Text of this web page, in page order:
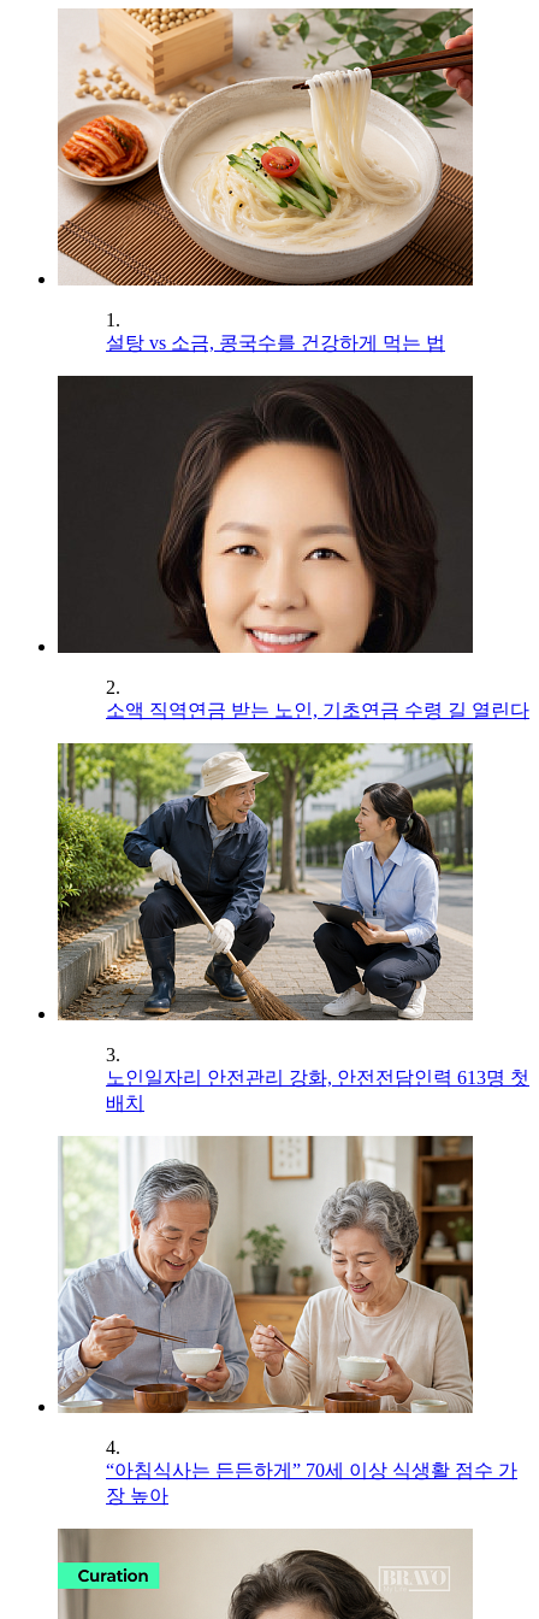
1.
설탕 vs 소금, 콩국수를 건강하게 먹는 법
2.
소액 직역연금 받는 노인, 기초연금 수령 길 열린다
3.
노인일자리 안전관리 강화, 안전전담인력 613명 첫
배치
4.
“아침식사는 든든하게” 70세 이상 식생활 점수 가
장 높아